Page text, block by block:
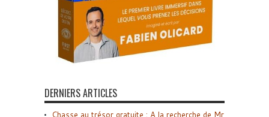
DERNIERS ARTICLES
Chasse au trésor gratuite : A la recherche de Mr